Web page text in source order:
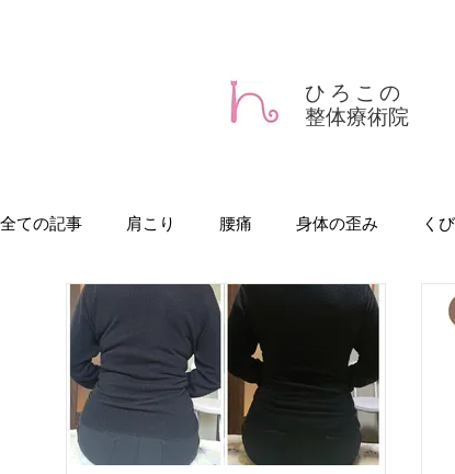
ひろこの
整体療術院
全ての記事 肩こり 腰痛 身体の歪み く
産後の骨盤矯正 椎間板ヘルニア 座骨神経痛
デトックス O脚 ダイエット 背中の丸み